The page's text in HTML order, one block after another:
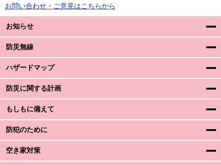
お知らせ
防災無線
ハザードマップ
防災に関する計画
もしもに備えて
防犯のために
空き家対策
お問い合わせ・ご意見はこちらから